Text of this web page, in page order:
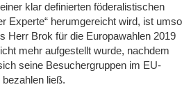
klar definierten föderalistischen
Experte“ herumgereicht wird, ist umso
Herr Brok für die Europawahlen 2019
mehr aufgestellt wurde, nachdem
seine Besuchergruppen im EU-
ließ.